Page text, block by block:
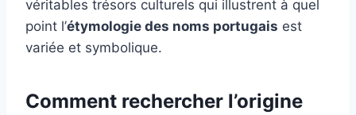
véritables trésors culturels qui illustrent à quel
point l’étymologie des noms portugais est
variée et symbolique.
Comment rechercher l’origine